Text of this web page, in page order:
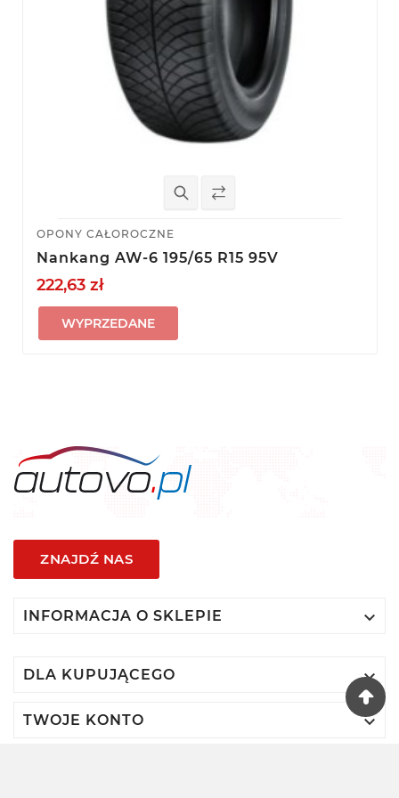
OPONY CAŁOROCZNE
Nankang AW-6 195/65 R15 95V
222,63 zł
WYPRZEDANE
ZNAJDŹ NAS
INFORMACJA O SKLEPIE 
DLA KUPUJĄCEGO 
TWOJE KONTO 